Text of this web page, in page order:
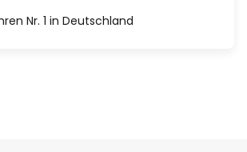
Nr. 1 in Deutschland